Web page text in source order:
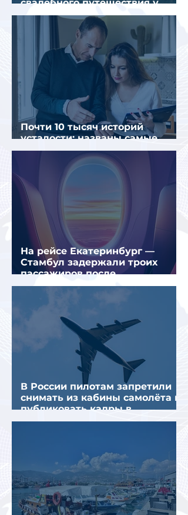
свадебного путешествия у
россиян
Почти 10 тысяч историй
усталости: названы самые
уставшие россияне
На рейсе Екатеринбург —
Стамбул задержали троих
пассажиров после
предполагаемой серии краж
В России пилотам запретили
снимать из кабины самолёта и
публиковать кадры в
интернете